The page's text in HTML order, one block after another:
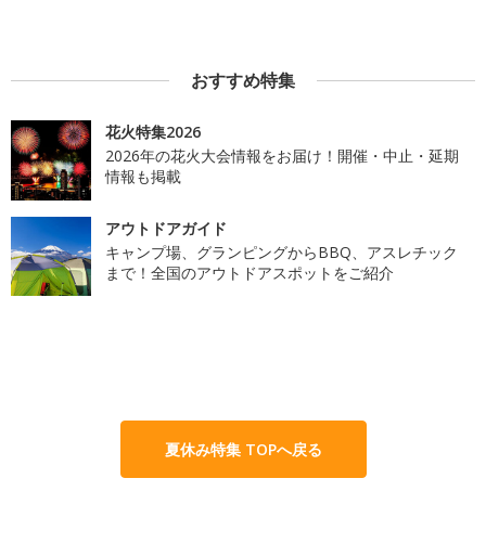
おすすめ特集
花火特集2026
2026年の花火大会情報をお届け！開催・中止・延期
情報も掲載
アウトドアガイド
キャンプ場、グランピングからBBQ、アスレチック
まで！全国のアウトドアスポットをご紹介
夏休み特集 TOPへ戻る